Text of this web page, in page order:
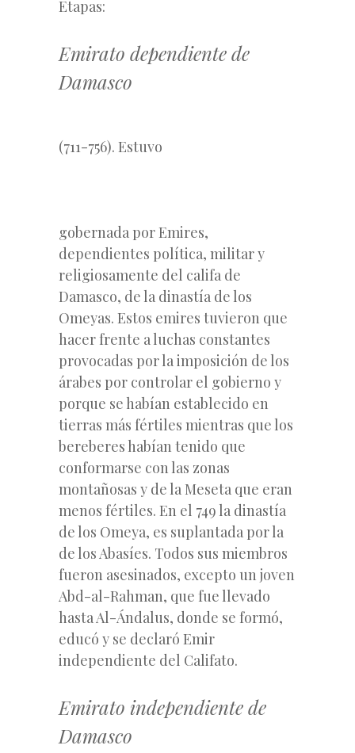
Etapas:
Emirato dependiente de
Damasco
(711-756). Estuvo
gobernada por Emires,
dependientes política, militar y
religiosamente del califa de
Damasco, de la dinastía de los
Omeyas. Estos emires tuvieron que
hacer frente a luchas constantes
provocadas por la imposición de los
árabes por controlar el gobierno y
porque se habían establecido en
tierras más fértiles mientras que los
bereberes habían tenido que
conformarse con las zonas
montañosas y de la Meseta que eran
menos fértiles. En el 749 la dinastía
de los Omeya, es suplantada por la
de los Abasíes. Todos sus miembros
fueron asesinados, excepto un joven
Abd-al-Rahman, que fue llevado
hasta Al-Ándalus, donde se formó,
educó y se declaró Emir
independiente del Califato.
Emirato independiente de
Damasco